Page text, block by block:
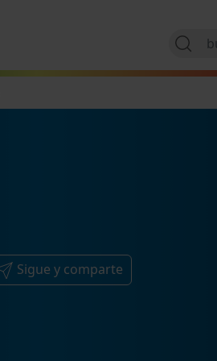
Sigue y comparte